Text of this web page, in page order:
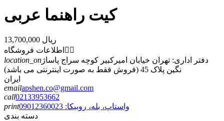
کیت راهنما عربی
13,700,000 ریال
اطلاعات فروشگاه  
location_onدفتر اداری: تهران خیابان امیرکبیر کوچه سراج پاساژ
نگین پلاک 45 (فروش فقط به صورت اینترنتی می باشد)
ایران
emailapshen.co@gmail.com
call02133953662
print
واستاپ، بله، روبیکا: 09012360023
دسته بندی